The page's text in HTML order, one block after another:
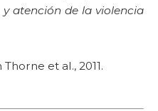
atención de la violencia
et al., 2011.